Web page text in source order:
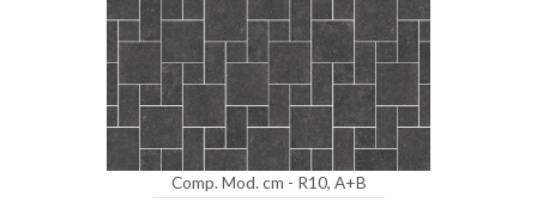
Comp. Mod. cm - R10, A+B